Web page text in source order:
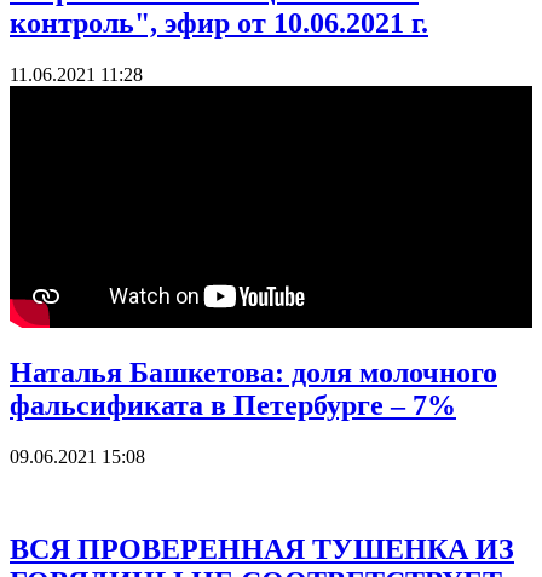
контроль", эфир от 10.06.2021 г.
11.06.2021 11:28
Наталья Башкетова: доля молочного
фальсификата в Петербурге – 7%
09.06.2021 15:08
ВСЯ ПРОВЕРЕННАЯ ТУШЕНКА ИЗ